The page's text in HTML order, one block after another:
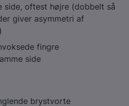
side, oftest højre (dobbelt så
giver asymmetri af
fingre
side
brystvorte